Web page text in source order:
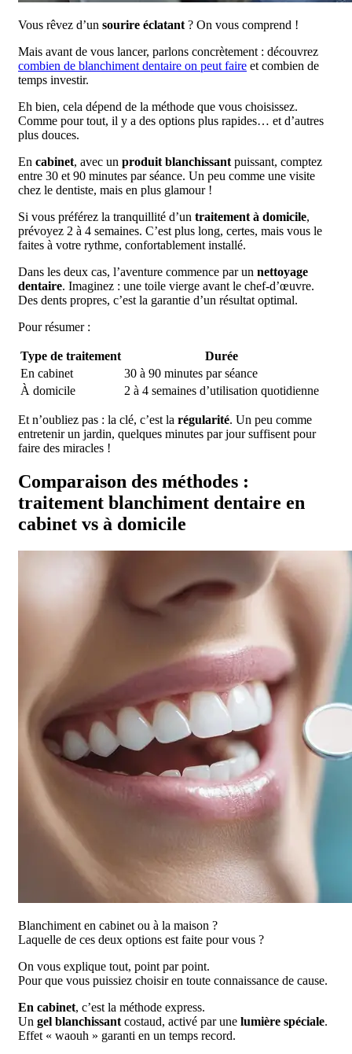
Vous rêvez d’un sourire éclatant ? On vous comprend !
Mais avant de vous lancer, parlons concrètement : découvrez
combien de blanchiment dentaire on peut faire et combien de
temps investir.
Eh bien, cela dépend de la méthode que vous choisissez.
Comme pour tout, il y a des options plus rapides… et d’autres
plus douces.
En cabinet, avec un produit blanchissant puissant, comptez
entre 30 et 90 minutes par séance. Un peu comme une visite
chez le dentiste, mais en plus glamour !
Si vous préférez la tranquillité d’un traitement à domicile,
prévoyez 2 à 4 semaines. C’est plus long, certes, mais vous le
faites à votre rythme, confortablement installé.
Dans les deux cas, l’aventure commence par un nettoyage
dentaire. Imaginez : une toile vierge avant le chef-d’œuvre.
Des dents propres, c’est la garantie d’un résultat optimal.
Pour résumer :
Type de traitement
Durée
En cabinet
30 à 90 minutes par séance
À domicile
2 à 4 semaines d’utilisation quotidienne
Et n’oubliez pas : la clé, c’est la régularité. Un peu comme
entretenir un jardin, quelques minutes par jour suffisent pour
faire des miracles !
Comparaison des méthodes :
traitement blanchiment dentaire en
cabinet vs à domicile
Blanchiment en cabinet ou à la maison ?
Laquelle de ces deux options est faite pour vous ?
On vous explique tout, point par point.
Pour que vous puissiez choisir en toute connaissance de cause.
En cabinet, c’est la méthode express.
Un gel blanchissant costaud, activé par une lumière spéciale.
Effet « waouh » garanti en un temps record.